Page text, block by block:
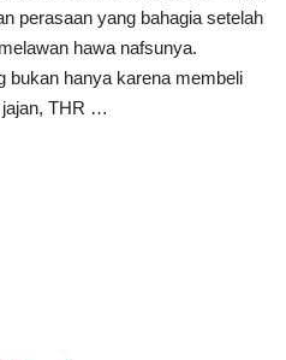
perasaan yang bahagia setelah
hawa nafsunya.
bukan hanya karena membeli
jajan, THR …